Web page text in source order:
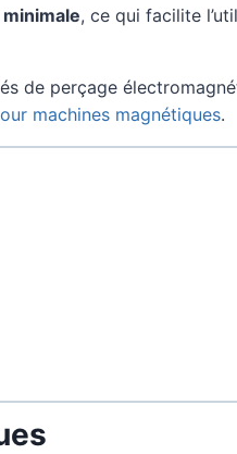
, ce qui facilite
de perçage
machines magnétiques.